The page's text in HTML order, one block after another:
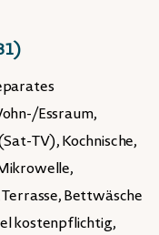
Essraum,
TV), Kochnische,
Bettwäsche
kostenpflichtig,